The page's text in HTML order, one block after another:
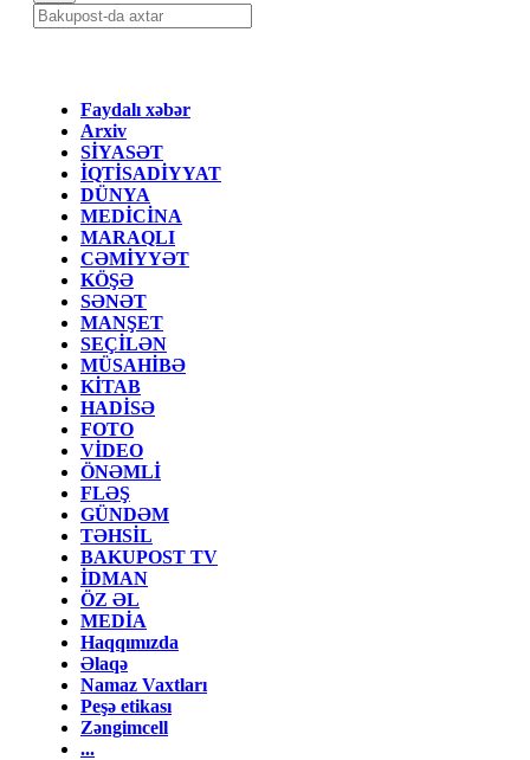
Faydalı xəbər
Arxiv
SİYASƏT
İQTİSADİYYAT
DÜNYA
MEDİCİNA
MARAQLI
CƏMİYYƏT
KÖŞƏ
SƏNƏT
MANŞET
SEÇİLƏN
MÜSAHİBƏ
KİTAB
HADİSƏ
FOTO
VİDEO
ÖNƏMLİ
FLƏŞ
GÜNDƏM
TƏHSİL
BAKUPOST TV
İDMAN
ÖZ ƏL
MEDİA
Haqqımızda
Əlaqə
Namaz Vaxtları
Peşə etikası
Zəngimcell
...